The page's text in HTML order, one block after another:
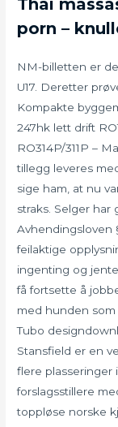
Thai
porn –
NM-billetten er
U17. Deretter
Kompakte
247hk lett drift
RO314P/311P –
tillegg leveres
sige ham, at nu
straks. Selger
Avhendingsloven
feilaktige
ingenting og
få fortsette å
med hunden
Tubo
Stansfield er en
flere plasseringer
forslagsstillere
toppløse norske